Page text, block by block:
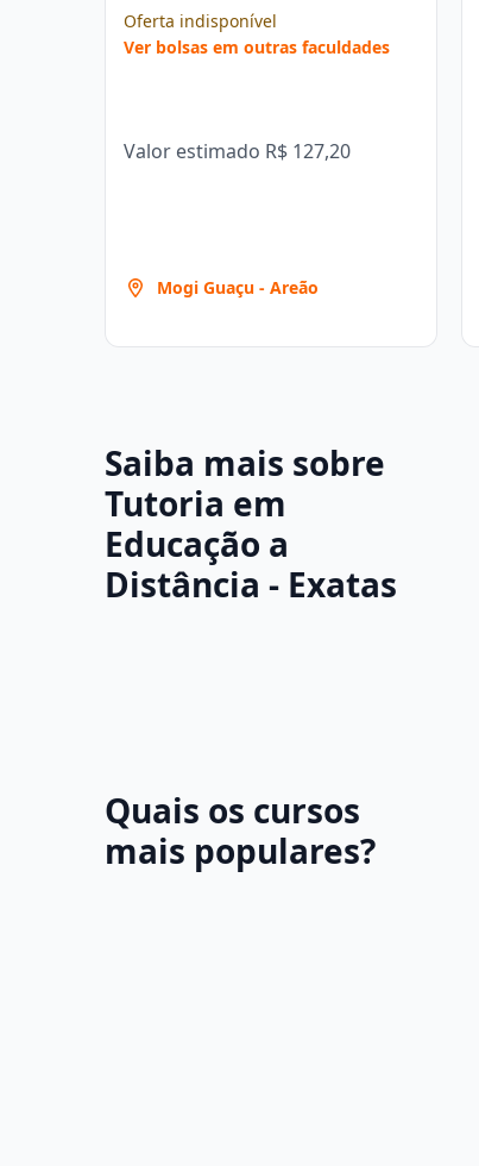
Oferta indisponível
Ver bolsas em outras faculdades
Valor estimado R$ 127,20
Mogi Guaçu - Areão
Saiba mais sobre
Tutoria em
Educação a
Distância - Exatas
Quais os cursos
mais populares?